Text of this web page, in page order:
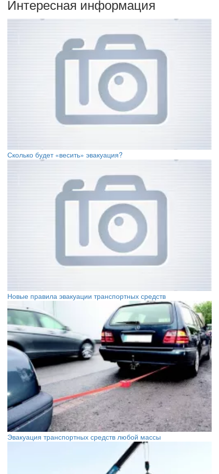
Интересная информация
Сколько будет «весить» эвакуация?
Новые правила эвакуации транспортных средств
Эвакуация транспортных средств любой массы